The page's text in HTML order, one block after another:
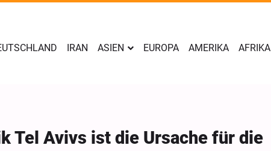
IRAN ASIEN EUROPA AMERIKA AFRIKA
Tel Avivs ist die Ursache für die